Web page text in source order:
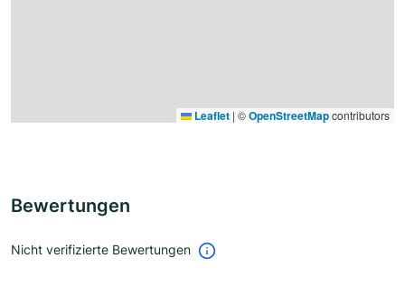
Leaflet | ©OpenStreetMapcontributors
Bewertungen
Nicht verifizierte Bewertungen